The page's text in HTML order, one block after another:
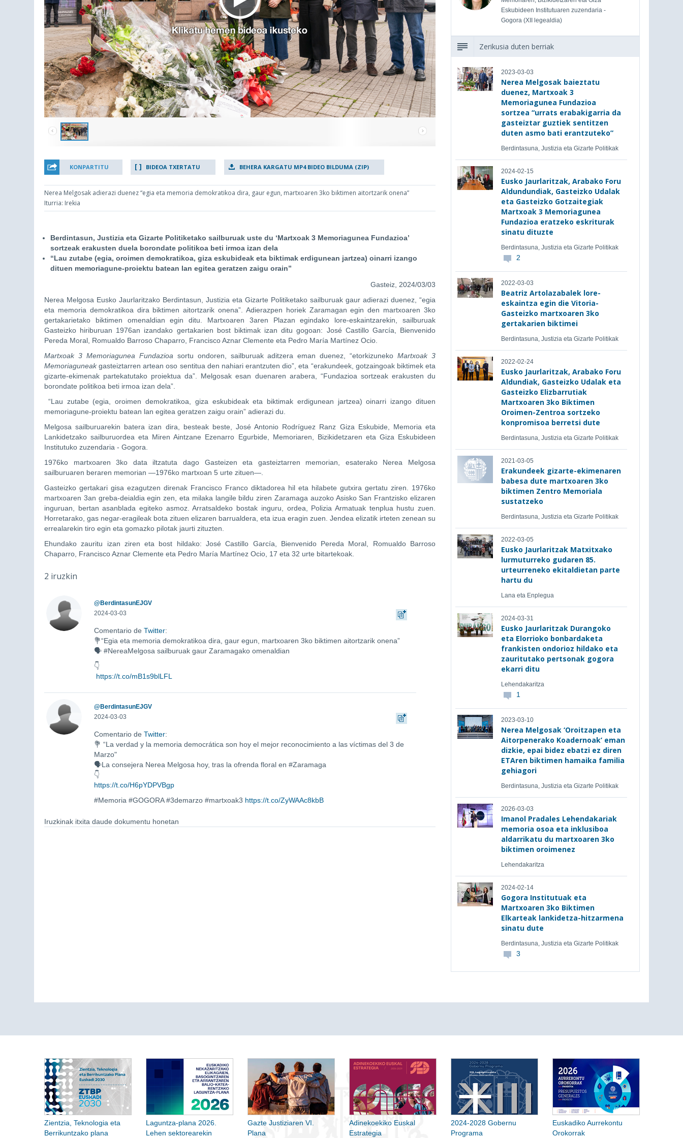
KONPARTITU BIDEOA TXERTATU BEHERA KARGATU MP4 BIDEO BILDUMA (ZIP)
Nerea Melgosak adierazi duenez “egia eta memoria demokratikoa dira, gaur egun, martxoaren 3ko biktimen aitortzarik onena”
Iturria: Irekia
Berdintasun, Justizia eta Gizarte Politiketako sailburuak uste du ‘Martxoak 3 Memoriagunea Fundazioa’
sortzeak erakusten duela borondate politikoa beti irmoa izan dela
“Lau zutabe (egia, oroimen demokratikoa, giza eskubideak eta biktimak erdigunean jartzea) oinarri izango
dituen memoriagune-proiektu batean lan egitea geratzen zaigu orain”
Gasteiz, 2024/03/03
Nerea Melgosa Eusko Jaurlaritzako Berdintasun, Justizia eta Gizarte Politiketako sailburuak gaur adierazi duenez, “egia
eta memoria demokratikoa dira biktimen aitortzarik onena”. Adierazpen horiek Zaramagan egin den martxoaren 3ko
gertakarietako biktimen omenaldian egin ditu. Martxoaren 3aren Plazan egindako lore-eskaintzarekin, sailburuak
Gasteizko hiriburuan 1976an izandako gertakarien bost biktimak izan ditu gogoan: José Castillo García, Bienvenido
Pereda Moral, Romualdo Barroso Chaparro, Francisco Aznar Clemente eta Pedro María Martínez Ocio.
Martxoak 3 Memoriagunea Fundazioa sortu ondoren, sailburuak aditzera eman duenez, “etorkizunekoMartxoak 3
Memoriaguneakgasteiztarren artean oso sentitua den nahiari erantzuten dio”, eta “erakundeek, gotzaingoak biktimek eta
gizarte-ekimenak partekatutako proiektua da”. Melgosak esan duenaren arabera, “Fundazioa sortzeak erakusten du
borondate politikoa beti irmoa izan dela”.
“Lau zutabe (egia, oroimen demokratikoa, giza eskubideak eta biktimak erdigunean jartzea) oinarri izango dituen
memoriagune-proiektu batean lan egitea geratzen zaigu orain” adierazi du.
Melgosa sailburuarekin batera izan dira, besteak beste, José Antonio Rodríguez Ranz Giza Eskubide, Memoria eta
Lankidetzako sailburuordea eta Miren Aintzane Ezenarro Egurbide, Memoriaren, Bizikidetzaren eta Giza Eskubideen
Institutuko zuzendaria - Gogora.
1976ko martxoaren 3ko data iltzatuta dago Gasteizen eta gasteiztarren memorian, esaterako Nerea Melgosa
sailburuaren beraren memorian —1976ko martxoan 5 urte zituen—.
Gasteizko gertakari gisa ezagutzen direnak Francisco Franco diktadorea hil eta hilabete gutxira gertatu ziren. 1976ko
martxoaren 3an greba-deialdia egin zen, eta milaka langile bildu ziren Zaramaga auzoko Asisko San Frantzisko elizaren
inguruan, bertan asanblada egiteko asmoz. Arratsaldeko bostak inguru, ordea, Polizia Armatuak tenplua hustu zuen.
Horretarako, gas negar-eragileak bota zituen elizaren barrualdera, eta izua eragin zuen. Jendea elizatik irteten zenean su
errealarekin tiro egin eta gomazko pilotak jaurti zituzten.
Ehundako zauritu izan ziren eta bost hildako: José Castillo García, Bienvenido Pereda Moral, Romualdo Barroso
Chaparro, Francisco Aznar Clemente eta Pedro María Martínez Ocio, 17 eta 32 urte bitartekoak.
2 iruzkin
@BerdintasunEJGV
2024-03-03
Comentario deTwitter:
💐“Egia eta memoria demokratikoa dira, gaur egun, martxoaren 3ko biktimen aitortzarik onena”
🗣️ #NereaMelgosa sailburuak gaur Zaramagako omenaldian
👇
https://t.co/mB1s9blLFL
@BerdintasunEJGV
2024-03-03
Comentario deTwitter:
💐 “La verdad y la memoria democrática son hoy el mejor reconocimiento a las víctimas del 3 de
Marzo"
🗣️La consejera Nerea Melgosa hoy, tras la ofrenda floral en #Zaramaga
👇
https://t.co/H6pYDPVBgp
#Memoria #GOGORA #3demarzo #martxoak3 https://t.co/ZyWAAc8kbB
Iruzkinak itxita daude dokumentu honetan
Eskubideen Institutuaren zuzendaria -
Gogora (XII legealdia)
Zerikusia duten berriak
2023-03-03
Nerea Melgosak baieztatu
duenez, Martxoak 3
Memoriagunea Fundazioa
sortzea “urrats erabakigarria da
gasteiztar guztiek sentitzen
duten asmo bati erantzuteko”
Berdintasuna, Justizia eta Gizarte Politikak
2024-02-15
Eusko Jaurlaritzak, Arabako Foru
Aldundundiak, Gasteizko Udalak
eta Gasteizko Gotzaitegiak
Martxoak 3 Memoriagunea
Fundazioa eratzeko eskriturak
sinatu dituzte
Berdintasuna, Justizia eta Gizarte Politikak
2
2022-03-03
Beatriz Artolazabalek lore-
eskaintza egin die Vitoria-
Gasteizko martxoaren 3ko
gertakarien biktimei
Berdintasuna, Justizia eta Gizarte Politikak
2022-02-24
Eusko Jaurlaritzak, Arabako Foru
Aldundiak, Gasteizko Udalak eta
Gasteizko Elizbarrutiak
Martxoaren 3ko Biktimen
Oroimen-Zentroa sortzeko
konpromisoa berretsi dute
Berdintasuna, Justizia eta Gizarte Politikak
2021-03-05
Erakundeek gizarte-ekimenaren
babesa dute martxoaren 3ko
biktimen Zentro Memoriala
sustatzeko
Berdintasuna, Justizia eta Gizarte Politikak
2022-03-05
Eusko Jaurlaritzak Matxitxako
lurmuturreko gudaren 85.
urteurreneko ekitaldietan parte
hartu du
Lana eta Enplegua
2024-03-31
Eusko Jaurlaritzak Durangoko
eta Elorrioko bonbardaketa
frankisten ondorioz hildako eta
zauritutako pertsonak gogora
ekarri ditu
Lehendakaritza
1
2023-03-10
Nerea Melgosak ‘Oroitzapen eta
Aitorpenerako Koadernoak’ eman
dizkie, epai bidez ebatzi ez diren
ETAren biktimen hamaika familia
gehiagori
Berdintasuna, Justizia eta Gizarte Politikak
2026-03-03
Imanol Pradales Lehendakariak
memoria osoa eta inklusiboa
aldarrikatu du martxoaren 3ko
biktimen oroimenez
Lehendakaritza
2024-02-14
Gogora Institutuak eta
Martxoaren 3ko Biktimen
Elkarteak lankidetza-hitzarmena
sinatu dute
Berdintasuna, Justizia eta Gizarte Politikak
3
Zientzia, Teknologia eta
Berrikuntzako plana
Laguntza-plana 2026.
Lehen sektorearekin
Gazte Justiziaren VI.
Plana
Adinekoekiko Euskal
Estrategia
2024-2028 Gobernu
Programa
Euskadiko Aurrekontu
Orokorrak